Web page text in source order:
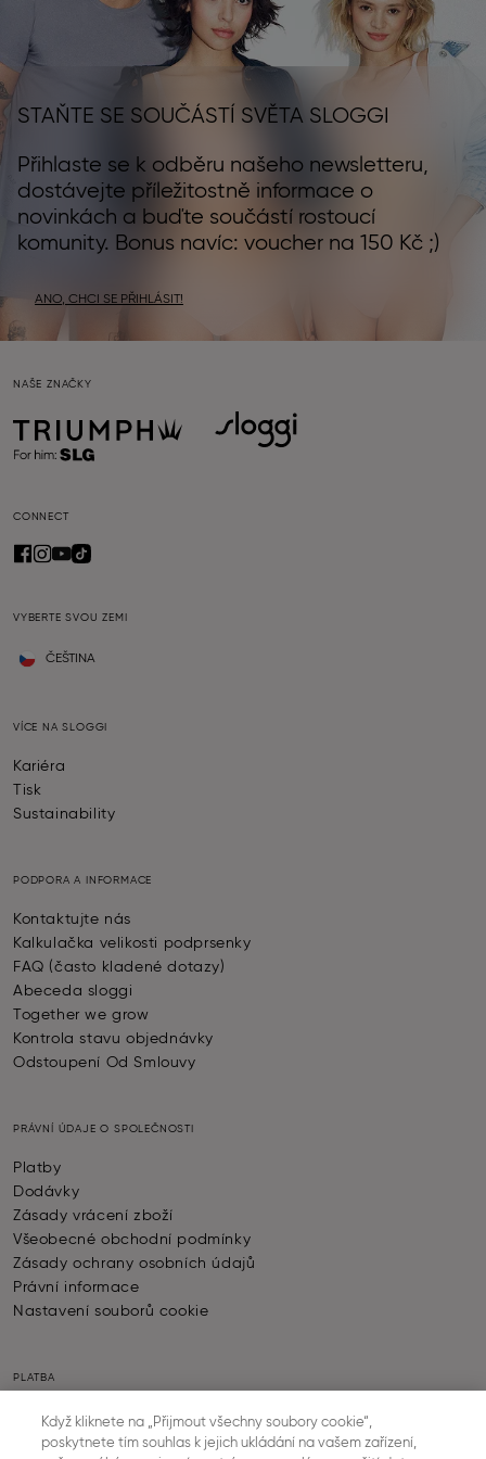
STAŇTE SE SOUČÁSTÍ SVĚTA SLOGGI
Přihlaste se k odběru našeho newsletteru,
dostávejte příležitostně informace o
novinkách a buďte součástí rostoucí
komunity. Bonus navíc: voucher na 150 Kč ;)
ANO, CHCI SE PŘIHLÁSIT!
NAŠE ZNAČKY
CONNECT
VYBERTE SVOU ZEMI
ČEŠTINA
VÍCE NA SLOGGI
Kariéra
Tisk
Sustainability
PODPORA A INFORMACE
Kontaktujte nás
Kalkulačka velikosti podprsenky
FAQ (často kladené dotazy)
Abeceda sloggi
Together we grow
Kontrola stavu objednávky
Odstoupení Od Smlouvy
PRÁVNÍ ÚDAJE O SPOLEČNOSTI
Platby
Dodávky
Zásady vrácení zboží
Všeobecné obchodní podmínky
Zásady ochrany osobních údajů
Právní informace
Nastavení souborů cookie
PLATBA
Když kliknete na „Přijmout všechny soubory cookie“,
poskytnete tím souhlas k jejich ukládání na vašem zařízení,